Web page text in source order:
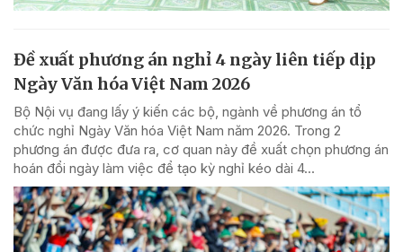
Đề xuất phương án nghỉ 4 ngày liên tiếp dịp
Ngày Văn hóa Việt Nam 2026
Bộ Nội vụ đang lấy ý kiến các bộ, ngành về phương án tổ
chức nghỉ Ngày Văn hóa Việt Nam năm 2026. Trong 2
phương án được đưa ra, cơ quan này đề xuất chọn phương án
hoán đổi ngày làm việc để tạo kỳ nghỉ kéo dài 4...